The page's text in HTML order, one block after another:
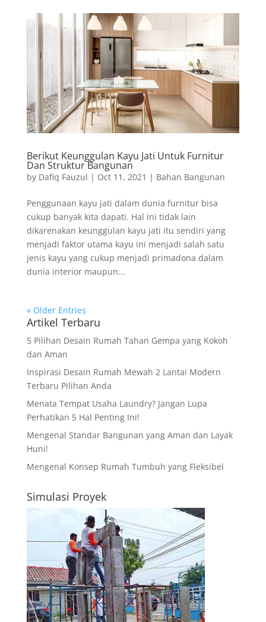
Berikut Keunggulan Kayu Jati Untuk Furnitur
Dan Struktur Bangunan
by Dafiq Fauzul | Oct 11, 2021 | Bahan Bangunan
Penggunaan kayu jati dalam dunia furnitur bisa
cukup banyak kita dapati. Hal ini tidak lain
dikarenakan keunggulan kayu jati itu sendiri yang
menjadi faktor utama kayu ini menjadi salah satu
jenis kayu yang cukup menjadi primadona dalam
dunia interior maupun...
« Older Entries
Artikel Terbaru
5 Pilihan Desain Rumah Tahan Gempa yang Kokoh
dan Aman
Inspirasi Desain Rumah Mewah 2 Lantai Modern
Terbaru Pilihan Anda
Menata Tempat Usaha Laundry? Jangan Lupa
Perhatikan 5 Hal Penting Ini!
Mengenal Standar Bangunan yang Aman dan Layak
Huni!
Mengenal Konsep Rumah Tumbuh yang Fleksibel
Simulasi Proyek